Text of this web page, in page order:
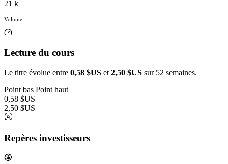
21 k
Volume
Lecture du cours
Le titre évolue entre 0,58 $US et 2,50 $US sur 52 semaines.
Point bas Point haut
0,58 $US
2,50 $US
Repères investisseurs